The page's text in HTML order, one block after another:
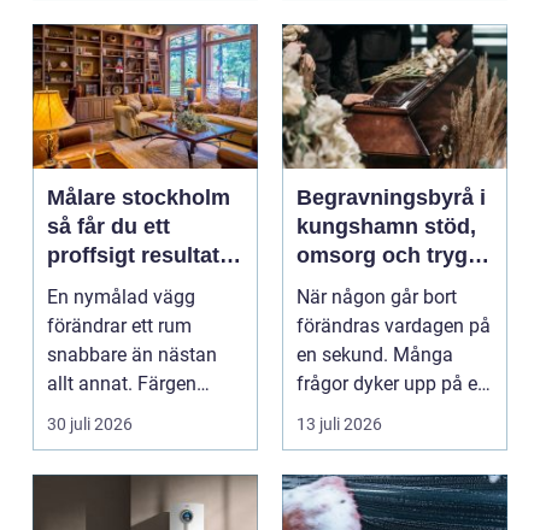
Målare stockholm
så får du ett
proffsigt resultat
hemma
En nymålad vägg
förändrar ett rum
snabbare än nästan
allt annat. Färgen
påverkar hur vi
upplever lju...
30 juli 2026
Begravningsbyrå i
kungshamn stöd,
omsorg och trygg
vägledning
När någon går bort
förändras vardagen på
en sekund. Många
frågor dyker upp på en
gång: Vad händer nu...
13 juli 2026